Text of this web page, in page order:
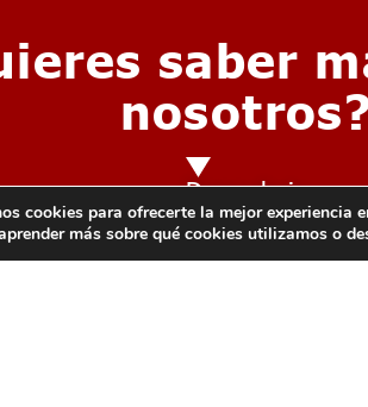
saber
Descubrir
cookies para ofrecerte la mejor experiencia
más sobre qué cookies utilizamos o